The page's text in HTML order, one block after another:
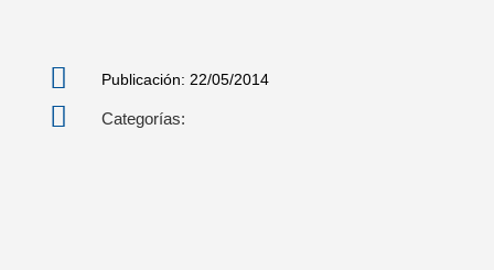
 Publicación: 22/05/2014
 Categorías: